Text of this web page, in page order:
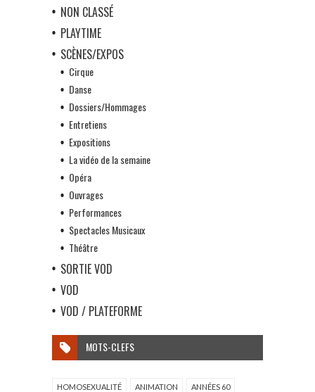
NON CLASSÉ
PLAYTIME
SCÈNES/EXPOS
Cirque
Danse
Dossiers/Hommages
Entretiens
Expositions
La vidéo de la semaine
Opéra
Ouvrages
Performances
Spectacles Musicaux
Théâtre
SORTIE VOD
VOD
VOD / PLATEFORME
MOTS-CLEFS
HOMOSEXUALITÉ ANIMATION ANNÉES 60